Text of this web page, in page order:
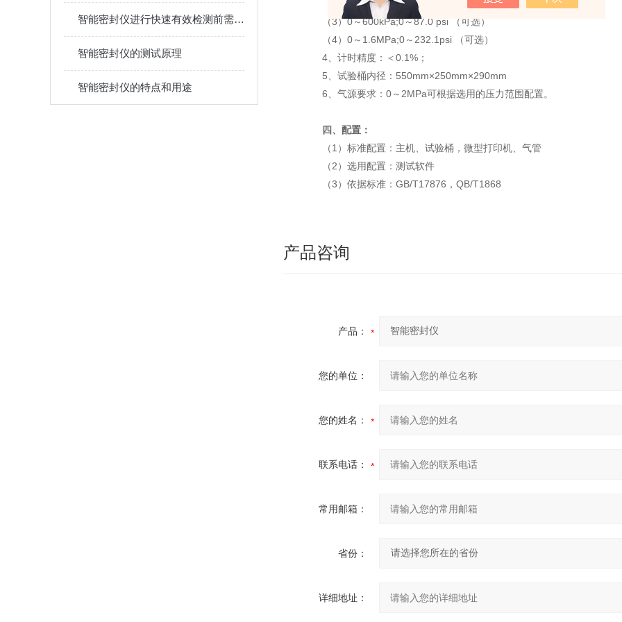
智能密封仪进行快速有效检测前需要准备的方面有
智能密封仪的测试原理
智能密封仪的特点和用途
（2）0～400kPa;0～58.0psi （可选）
（3）0～600kPa;0～87.0 psi （可选）
（4）0～1.6MPa;0～232.1psi （可选）
4、计时精度：＜0.1%；
5、试验桶内径：550mm×250mm×290mm
6、气源要求：0～2MPa可根据选用的压力范围配置。
四、配置：
（1）标准配置：主机、试验桶，微型打印机、气管
（2）选用配置：测试软件
（3）依据标准：GB/T17876，QB/T1868
产品咨询
产品：
您的单位：
您的姓名：
联系电话：
常用邮箱：
省份：
详细地址：